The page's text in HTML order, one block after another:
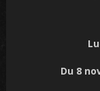
Du 8